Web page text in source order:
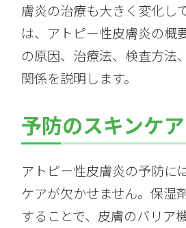
膚炎の治療も大きく変化し
は、アトピー性皮膚炎の概
の原因、治療法、検査方法
関係を説明します。
予防のスキンケ
アトピー性皮膚炎の予防に
ケアが欠かせません。保湿
することで、皮膚のバリア